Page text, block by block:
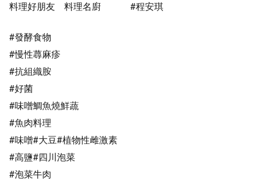
料理好朋友 料理名廚 #程安琪
#發酵食物
#慢性蕁麻疹
#抗組織胺
#好菌
#味噌鯛魚燒鮮蔬
#魚肉料理
#味噌#大豆#植物性雌激素
#高鹽#四川泡菜
#泡菜牛肉